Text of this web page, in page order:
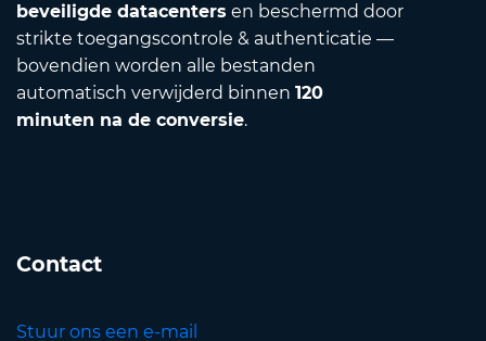
beveiligde datacenters en beschermd door
strikte toegangscontrole & authenticatie —
bovendien worden alle bestanden
automatisch verwijderd binnen 120
minuten na de conversie.
Contact
Stuur ons een e-mail